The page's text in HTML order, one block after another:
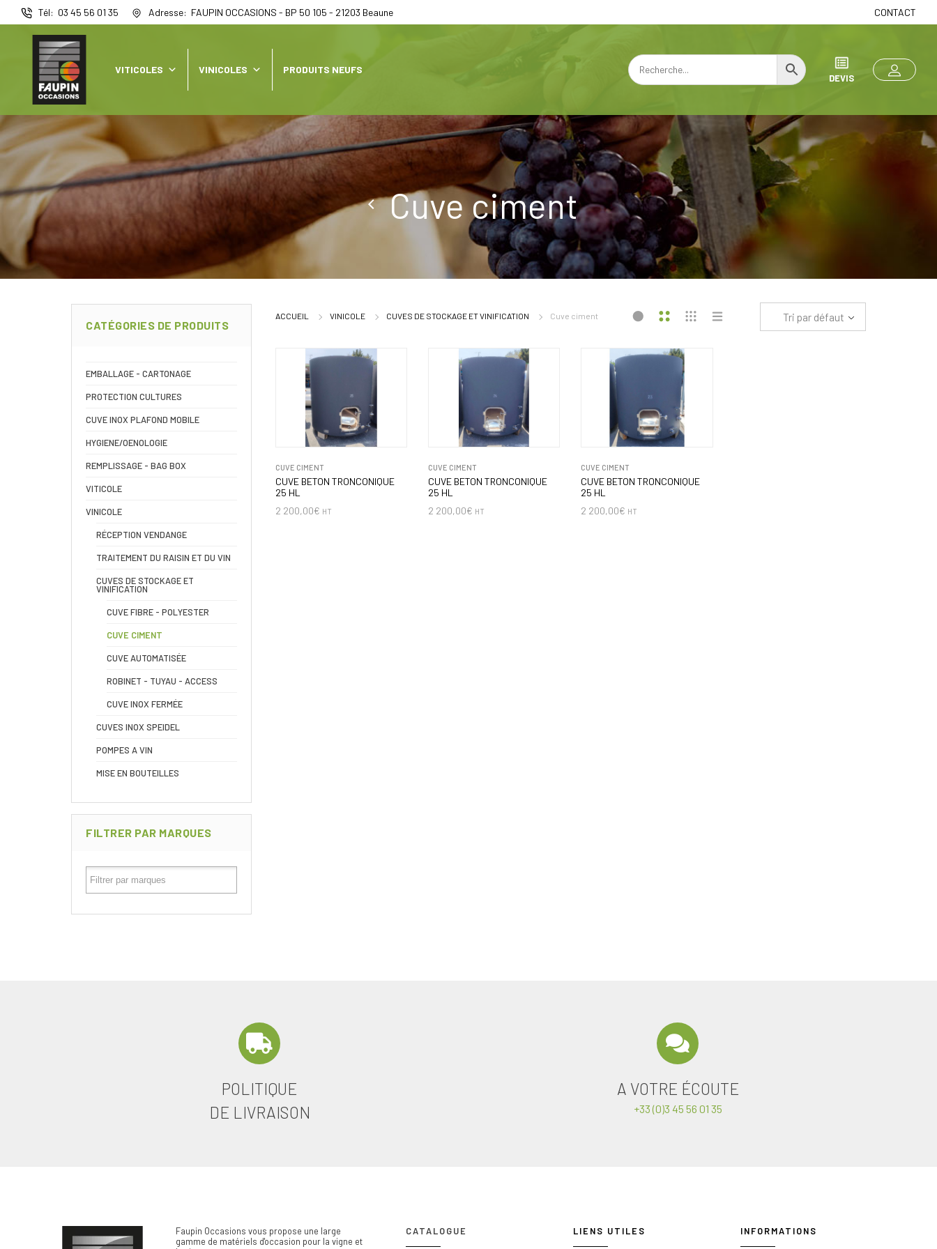
Tél 03 45 56 01 35 Adresse FAUPIN OCCASIONS - BP 50 105 - 21203 Beaune CONTACT
VITICOLES VINICOLES PRODUITS NEUFS
DEVIS
Cuve ciment
CATÉGORIES DE PRODUITS
EMBALLAGE - CARTONAGE
PROTECTION CULTURES
CUVE INOX PLAFOND MOBILE
HYGIENE/OENOLOGIE
REMPLISSAGE - BAG BOX
VITICOLE
VINICOLE
RÉCEPTION VENDANGE
TRAITEMENT DU RAISIN ET DU VIN
CUVES DE STOCKAGE ET
VINIFICATION
CUVE FIBRE - POLYESTER
CUVE CIMENT
CUVE AUTOMATISÉE
ROBINET - TUYAU - ACCESS
CUVE INOX FERMÉE
CUVES INOX SPEIDEL
POMPES A VIN
MISE EN BOUTEILLES
FILTRER PAR MARQUES
ACCUEIL VINICOLE CUVES DE STOCKAGE ET VINIFICATION Cuve ciment Tri par défaut
CUVE CIMENT
CUVE BETON TRONCONIQUE
25 HL
2 200,00€ HT
CUVE CIMENT
CUVE BETON TRONCONIQUE
25 HL
2 200,00€ HT
CUVE CIMENT
CUVE BETON TRONCONIQUE
25 HL
2 200,00€ HT
POLITIQUE
DE LIVRAISON
A VOTRE ÉCOUTE
+33 (0)3 45 56 01 35
Faupin Occasions vous propose une large
gamme de matériels d'occasion pour la vigne et
CATALOGUE LIENS UTILES INFORMATIONS
Panneau de gestion des cookies